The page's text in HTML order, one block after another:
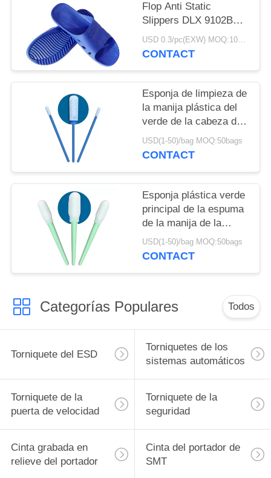
PRIVACY
POLICY
Flop Anti Static
Slippers DLX 9102B
del recinto limpio del
Pvc/del Spu
USD 0.3/pc(EXW) MOQ:100Pairs
CONTACT
Esponja de limpieza de
la manija plástica del
verde de la cabeza de
la esponja del recinto
limpio para el teclado
USD(1-50)/bag MOQ:50bags
CONTACT
Esponja plástica verde
principal de la espuma
de la manija de la
esponja del Esd de los
productos del recinto
USD(1-50)/bag MOQ:50bags
CONTACT
Categorías Populares Todos
Torniquete del ESD
Torniquetes de los
sistemas automáticos
Torniquete de la
puerta de velocidad
Torniquete de la
seguridad
Cinta grabada en
relieve del portador
Cinta del portador de
SMT